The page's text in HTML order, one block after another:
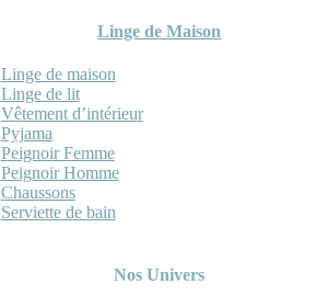
Linge de Maison
Linge de maison
Linge de lit
Vêtement d’intérieur
Pyjama
Peignoir Femme
Peignoir Homme
Chaussons
Serviette de bain
Nos Univers